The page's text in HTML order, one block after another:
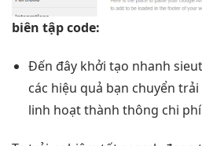
biên tập code:
Đến đây khởi tạo nhanh
các hiệu quả bạn chuyển trải
linh hoạtthành thông chi